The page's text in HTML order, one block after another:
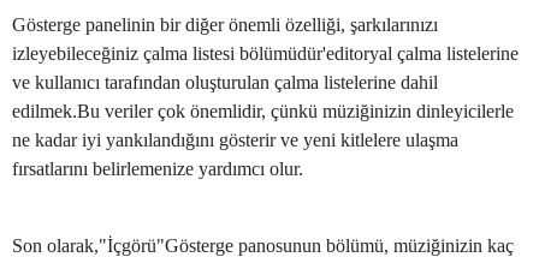
Gösterge panelinin bir diğer önemli özelliği, şarkılarınızı
izleyebileceğiniz çalma listesi bölümüdür'editoryal çalma listelerine
ve kullanıcı tarafından oluşturulan çalma listelerine dahil
edilmek.Bu veriler çok önemlidir, çünkü müziğinizin dinleyicilerle
ne kadar iyi yankılandığını gösterir ve yeni kitlelere ulaşma
fırsatlarını belirlemenize yardımcı olur.
Son olarak,"İçgörü"Gösterge panosunun bölümü, müziğinizin kaç